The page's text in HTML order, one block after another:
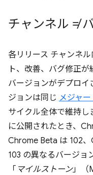
チャンネル ≠
各リリース チャンネ
ト、改善、バグ修正
バージョンがデプロイ
ジョンは同じ メジャ
サイクル全体で維持し
に公開されたとき、
Chrome Beta は 102
103 の異なるバージョ
「 マイルストーン」（